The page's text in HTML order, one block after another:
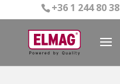
+36 1 244 80 38